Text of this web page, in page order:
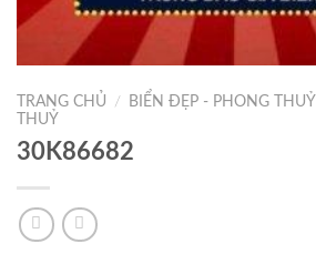
TRANG CHỦ / BIỂN ĐẸP - PHONG THUỶ
THUỶ
30K86682